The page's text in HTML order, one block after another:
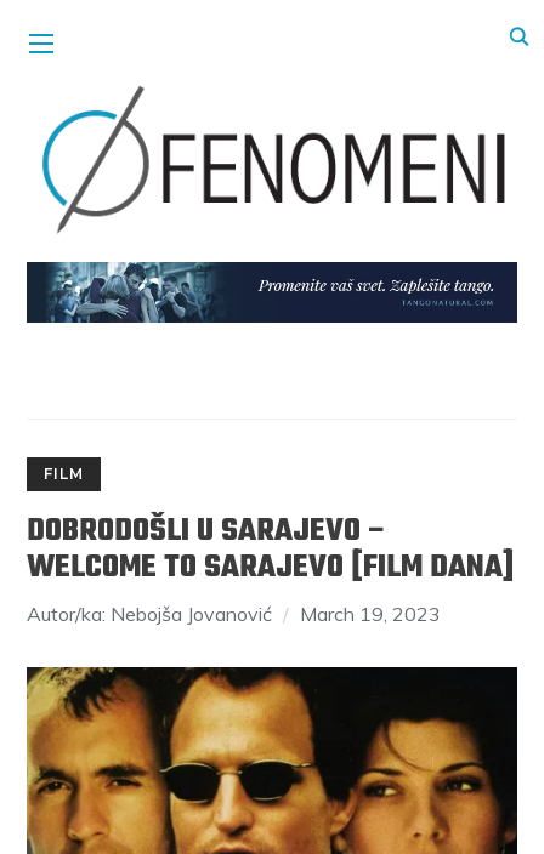
FILM
DOBRODOŠLI U SARAJEVO –
WELCOME TO SARAJEVO [FILM DANA]
Autor/ka: Nebojša Jovanović March 19, 2023